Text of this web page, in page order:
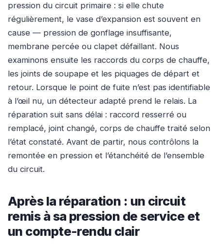
pression du circuit primaire : si elle chute
régulièrement, le vase d’expansion est souvent en
cause — pression de gonflage insuffisante,
membrane percée ou clapet défaillant. Nous
examinons ensuite les raccords du corps de chauffe,
les joints de soupape et les piquages de départ et
retour. Lorsque le point de fuite n’est pas identifiable
à l’œil nu, un détecteur adapté prend le relais. La
réparation suit sans délai : raccord resserré ou
remplacé, joint changé, corps de chauffe traité selon
l’état constaté. Avant de partir, nous contrôlons la
remontée en pression et l’étanchéité de l’ensemble
du circuit.
Après la réparation : un circuit
remis à sa pression de service et
un compte-rendu clair